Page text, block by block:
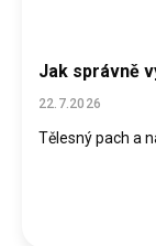
Jak správně
22.7.2026
Tělesný pach a